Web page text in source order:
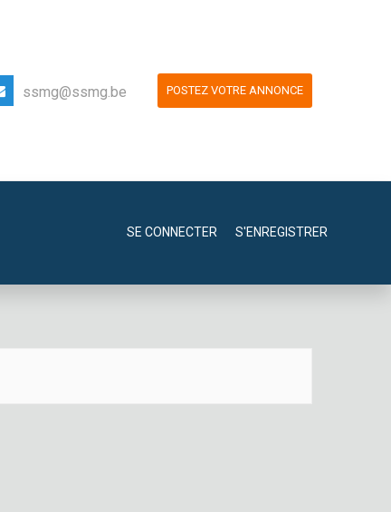
POSTEZ VOTRE ANNONCE
ssmg@ssmg.be
SE CONNECTER S'ENREGISTRER